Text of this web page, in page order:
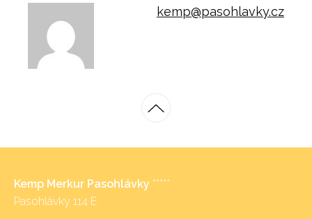
kemp@pasohlavky.cz
Kemp Merkur Pasohlávky *****
Pasohlávky 114 E